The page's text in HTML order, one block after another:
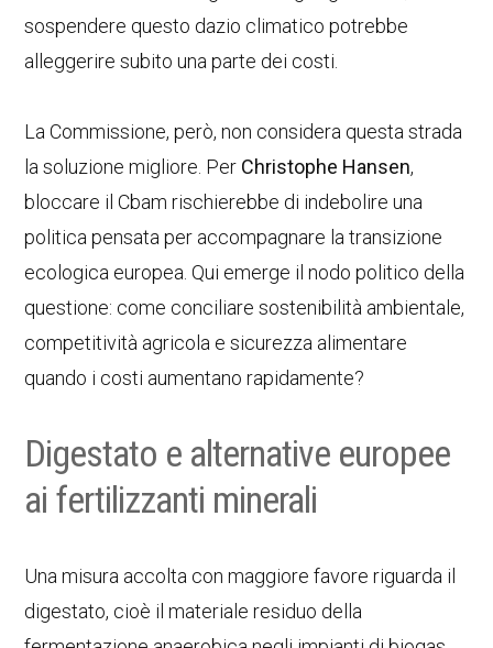
sospendere questo dazio climatico potrebbe
alleggerire subito una parte dei costi.
La Commissione, però, non considera questa strada
la soluzione migliore. Per Christophe Hansen,
bloccare il Cbam rischierebbe di indebolire una
politica pensata per accompagnare la transizione
ecologica europea. Qui emerge il nodo politico della
questione: come conciliare sostenibilità ambientale,
competitività agricola e sicurezza alimentare
quando i costi aumentano rapidamente?
Digestato e alternative europee
ai fertilizzanti minerali
Una misura accolta con maggiore favore riguarda il
digestato, cioè il materiale residuo della